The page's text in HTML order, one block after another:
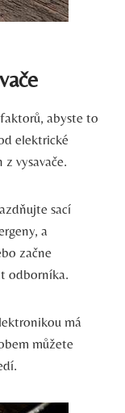
abyste to
elektrické
vysavače.
sací
a
začne
odborníka.
má
můžete